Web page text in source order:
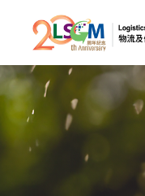
跳到內容